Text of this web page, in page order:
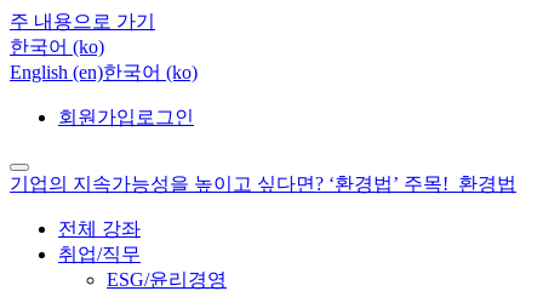
주 내용으로 가기
한국어 ‎(ko)‎
English ‎(en)‎한국어 ‎(ko)‎
회원가입 로그인
기업의 지속가능성을 높이고 싶다면? ‘환경법’ 주목!_환경법
전체 강좌
취업/직무
ESG/윤리경영